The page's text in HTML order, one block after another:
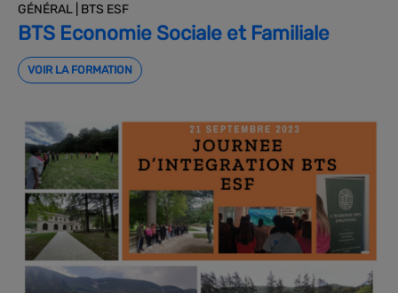
GÉNÉRAL | BTS ESF
BTS Economie Sociale et Familiale
VOIR LA FORMATION